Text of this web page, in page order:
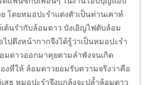
โดยหมอปะรำแต่งตัวเป็นท่านเคาท์
ต้นรำกับล้อมดาว บังเอิญไฟดับล้อม
ไปดึงหน้ากากจึงได้รู้ว่าเป็นหมอปะรำ
มดาวออกมาคุยตามลำพังจนเกิด
งที่ให้ ล้อมดาวยอมรับความจริงว่าคือ
สธ หมอปะรำจึงแกล้งจะปล้ำล้อมดาว